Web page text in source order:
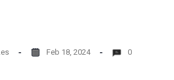
Feb 18, 2024 0